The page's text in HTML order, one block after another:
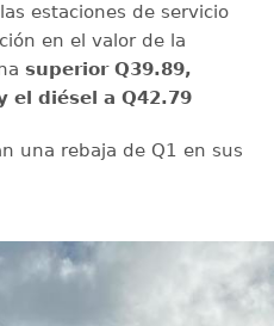
estaciones de servicio
en el valor de la
superior Q39.89,
el diésel a Q42.79
una rebaja de Q1 en sus